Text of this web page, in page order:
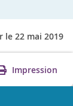
le 22 mai 2019
Impression